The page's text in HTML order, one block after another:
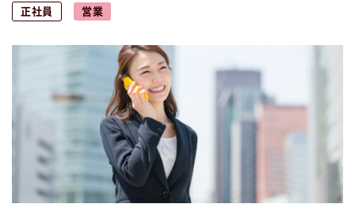
正社員 営業